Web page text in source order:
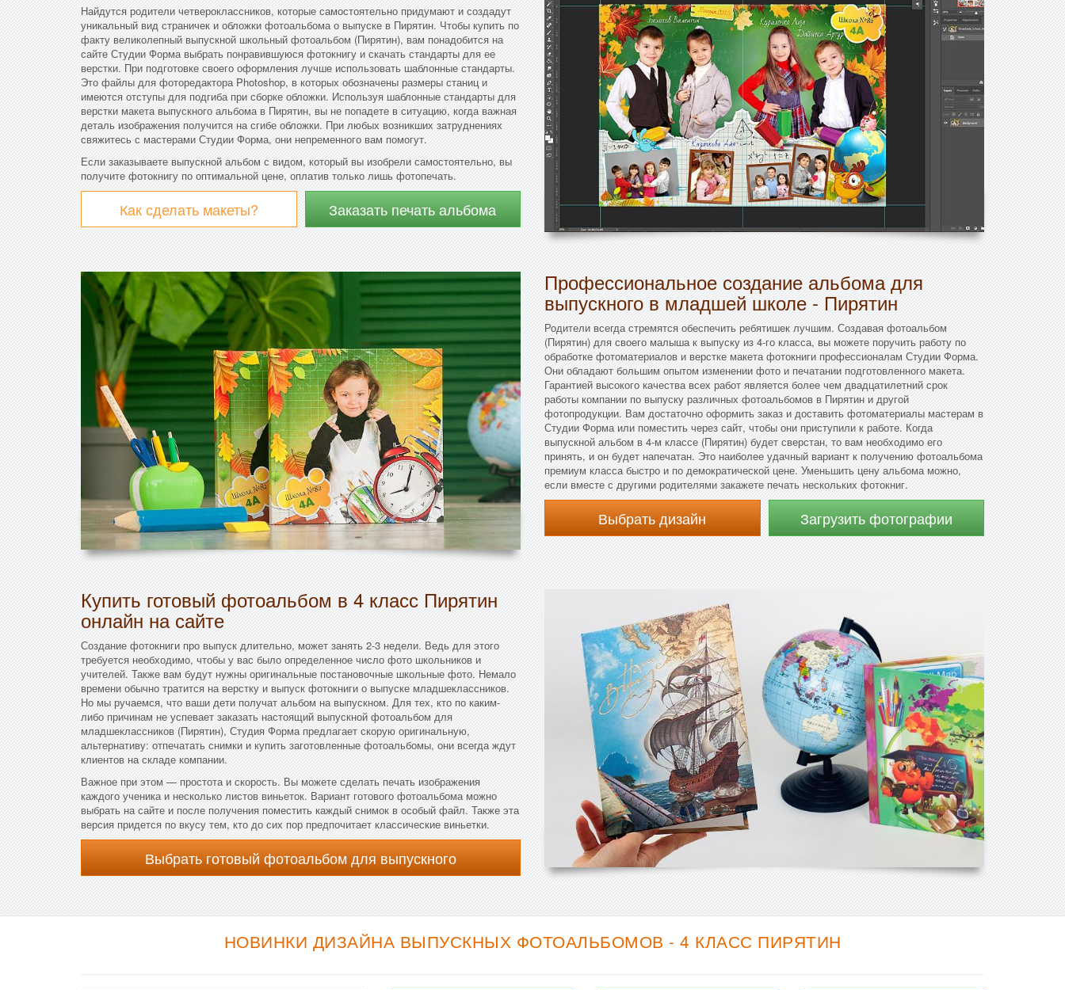
Найдутся родители четвероклассников, которые самостоятельно придумают и создадут
уникальный вид страничек и обложки фотоальбома о выпуске в Пирятин. Чтобы купить по
факту великолепный выпускной школьный фотоальбом (Пирятин), вам понадобится на
сайте Студии Форма выбрать понравившуюся фотокнигу и скачать стандарты для ее
верстки. При подготовке своего оформления лучше использовать шаблонные стандарты.
Это файлы для фоторедактора Photoshop, в которых обозначены размеры станиц и
имеются отступы для подгиба при сборке обложки. Используя шаблонные стандарты для
верстки макета выпускного альбома в Пирятин, вы не попадете в ситуацию, когда важная
деталь изображения получится на сгибе обложки. При любых возникших затруднениях
свяжитесь с мастерами Студии Форма, они непременного вам помогут.
Если заказываете выпускной альбом с видом, который вы изобрели самостоятельно, вы
получите фотокнигу по оптимальной цене, оплатив только лишь фотопечать.
Как сделать макеты? Заказать печать альбома
Профессиональное создание альбома для
выпускного в младшей школе - Пирятин
Родители всегда стремятся обеспечить ребятишек лучшим. Создавая фотоальбом
(Пирятин) для своего малыша к выпуску из 4-го класса, вы можете поручить работу по
обработке фотоматериалов и верстке макета фотокниги профессионалам Студии Форма.
Они обладают большим опытом изменении фото и печатании подготовленного макета.
Гарантией высокого качества всех работ является более чем двадцатилетний срок
работы компании по выпуску различных фотоальбомов в Пирятин и другой
фотопродукции. Вам достаточно оформить заказ и доставить фотоматериалы мастерам в
Студии Форма или поместить через сайт, чтобы они приступили к работе. Когда
выпускной альбом в 4-м классе (Пирятин) будет сверстан, то вам необходимо его
принять, и он будет напечатан. Это наиболее удачный вариант к получению фотоальбома
премиум класса быстро и по демократической цене. Уменьшить цену альбома можно,
если вместе с другими родителями закажете печать нескольких фотокниг.
Выбрать дизайн Загрузить фотографии
Купить готовый фотоальбом в 4 класс Пирятин
онлайн на сайте
Создание фотокниги про выпуск длительно, может занять 2-3 недели. Ведь для этого
требуется необходимо, чтобы у вас было определенное число фото школьников и
учителей. Также вам будут нужны оригинальные постановочные школьные фото. Немало
времени обычно тратится на верстку и выпуск фотокниги о выпуске младшеклассников.
Но мы ручаемся, что ваши дети получат альбом на выпускном. Для тех, кто по каким-
либо причинам не успевает заказать настоящий выпускной фотоальбом для
младшеклассников (Пирятин), Студия Форма предлагает скорую оригинальную,
альтернативу: отпечатать снимки и купить заготовленные фотоальбомы, они всегда ждут
клиентов на складе компании.
Важное при этом — простота и скорость. Вы можете сделать печать изображения
каждого ученика и несколько листов виньеток. Вариант готового фотоальбома можно
выбрать на сайте и после получения поместить каждый снимок в особый файл. Также эта
версия придется по вкусу тем, кто до сих пор предпочитает классические виньетки.
Выбрать готовый фотоальбом для выпускного
НОВИНКИ ДИЗАЙНА ВЫПУСКНЫХ ФОТОАЛЬБОМОВ - 4 КЛАСС ПИРЯТИН